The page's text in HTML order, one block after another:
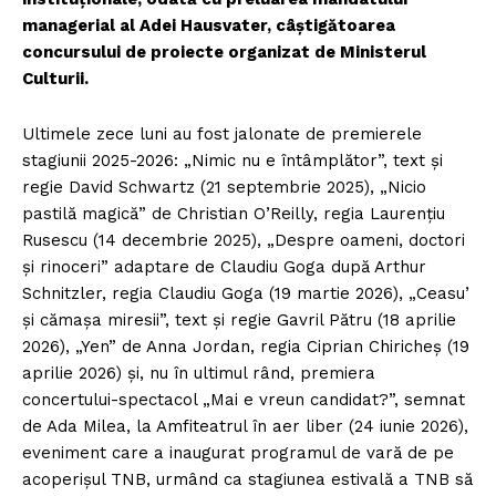
managerial al Adei Hausvater, câștigătoarea
concursului de proiecte organizat de Ministerul
Culturii.
Ultimele zece luni au fost jalonate de premierele
stagiunii 2025-2026: „Nimic nu e întâmplător”, text și
regie David Schwartz (21 septembrie 2025), „Nicio
pastilă magică” de Christian O’Reilly, regia Laurențiu
Rusescu (14 decembrie 2025), „Despre oameni, doctori
și rinoceri” adaptare de Claudiu Goga după Arthur
Schnitzler, regia Claudiu Goga (19 martie 2026), „Ceasu’
și cămașa miresii”, text și regie Gavril Pătru (18 aprilie
2026), „Yen” de Anna Jordan, regia Ciprian Chiricheș (19
aprilie 2026) și, nu în ultimul rând, premiera
concertului-spectacol „Mai e vreun candidat?”, semnat
de Ada Milea, la Amfiteatrul în aer liber (24 iunie 2026),
eveniment care a inaugurat programul de vară de pe
acoperișul TNB, urmând ca stagiunea estivală a TNB să